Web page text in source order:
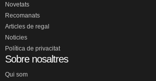
Novetats
Recomanats
Articles de regal
Noticies
Política de privacitat
Sobre nosaltres
Qui som